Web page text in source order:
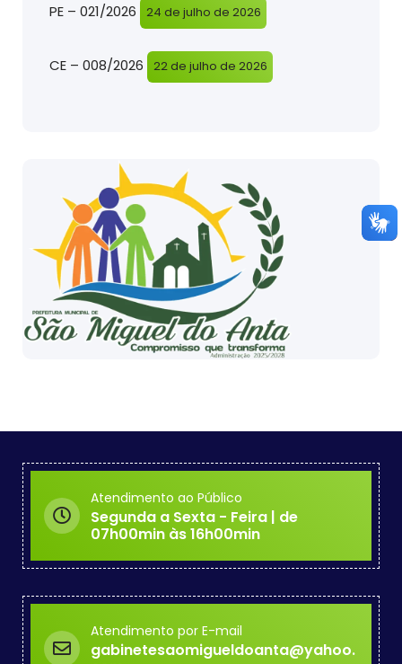
PE – 021/2026 24 de julho de 2026
CE – 008/2026 22 de julho de 2026
Atendimento ao Público
Segunda a Sexta - Feira | de
07h00min às 16h00min
Atendimento por E-mail
gabinetesaomigueldoanta@yahoo.